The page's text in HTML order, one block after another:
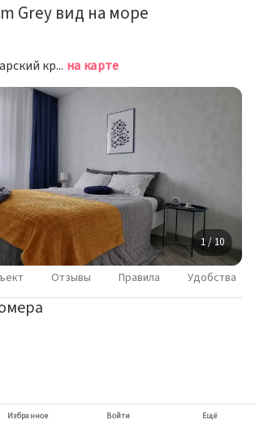
Grey вид на море
Россия, Краснодарский край, город Новороссийск, ЖК Черноморский, ул. Бориса Пупко 5/1 на карте
1 / 10
Отзывы Правила Удобства
Избранное Войти Ещё